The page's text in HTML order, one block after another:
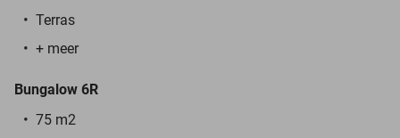
Terras
+ meer
Bungalow 6R
75 m2